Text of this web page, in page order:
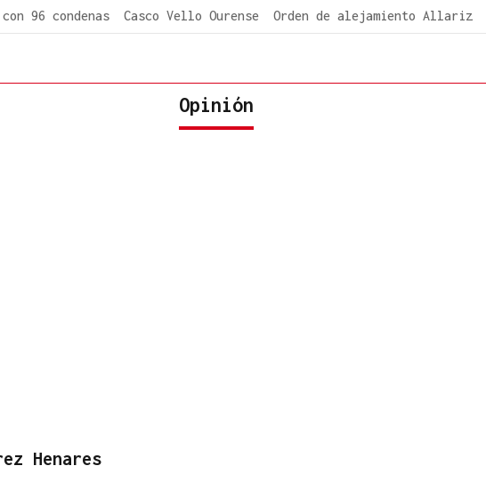
96 condenas Casco Vello Ourense Orden de alejamiento Allariz
Opinión
Henares